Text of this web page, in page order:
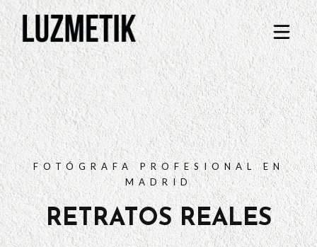
TARIFAS
PREGUNTAS FRECUENTES
CONTACTO
FOTÓGRAFA PROFESIONAL EN
MADRID
RETRATOS REALES